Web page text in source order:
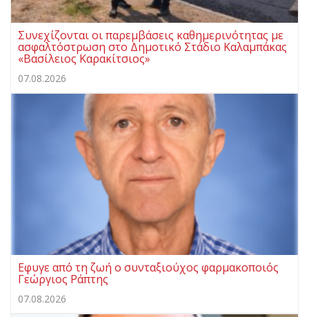
Συνεχίζονται οι παρεμβάσεις καθημερινότητας με
ασφαλτόστρωση στο Δημοτικό Στάδιο Καλαμπάκας
«Βασίλειος Καρακίτσιος»
07.08.2026
Εφυγε από τη ζωή ο συνταξιούχος φαρμακοποιός
Γεώργιος Ράπτης
07.08.2026